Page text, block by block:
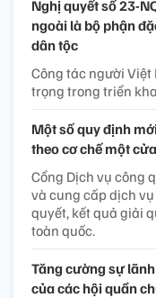
Nghị quyết số 23-
ngoài là bộ phận
dân tộc
Công tác người
trọng trong triển
Một số quy định
theo cơ chế một
Cổng Dịch vụ công
và cung cấp dịch
quyết, kết quả giải
toàn quốc.
Tăng cường sự
của các hội quần